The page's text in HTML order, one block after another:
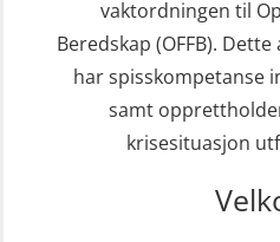
krisehåndtering
(OER105)
Livbåtfører
(OSE1431)
simulator
båt (MSE103)
STCW
(hurtiggående)
(MSE113)
STCW
dekksoffiserer
vaktordningen til
Beredskap (OFFB).
har spisskompetanse
samt
krisesituasjon